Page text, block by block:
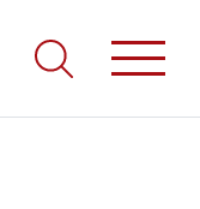
Onde as notícias
Saúde!